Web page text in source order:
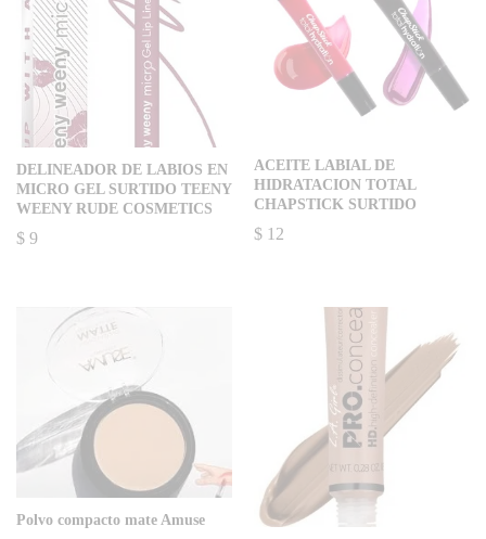
DELINEADOR DE LABIOS EN
MICRO GEL SURTIDO TEENY
WEENY RUDE COSMETICS
$ 9
ACEITE LABIAL DE
HIDRATACION TOTAL
CHAPSTICK SURTIDO
$ 12
Polvo compacto mate Amuse